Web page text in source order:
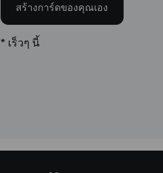
สร้างการ์ดของคุณเอง
* เร็วๆ นี้